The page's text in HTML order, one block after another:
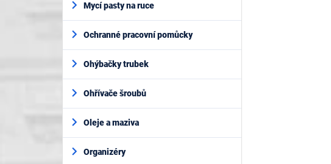
Mycí pasty na ruce
Ochranné pracovní pomůcky
Ohýbačky trubek
Ohřívače šroubů
Oleje a maziva
Organizéry